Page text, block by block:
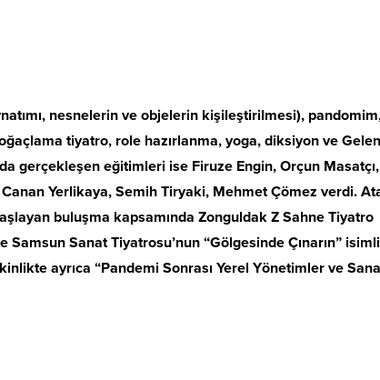
nesnelerin ve objelerin kişileştirilmesi),
tiyatro, role hazırlanma, yoga, diksiyon ve
gerçekleşen eğitimleri ise Firuze Engin, Orçun
Yerlikaya, Semih Tiryaki, Mehmet Çömez verdi.
buluşma kapsamında Zonguldak Z Sahne Tiyatro
Sanat Tiyatrosu’nun “Gölgesinde Çınarın” isimli
ayrıca “Pandemi Sonrası Yerel Yönetimler ve